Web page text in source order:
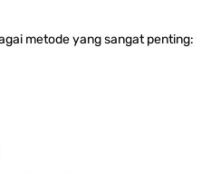
metode yang sangat penting: